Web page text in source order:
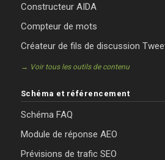
Constructeur AIDA
Compteur de mots
Créateur de fils de discussion
→ Voir tous les outils de contenu
Schéma et référencement
Schéma FAQ
Module de réponse AEO
Prévisions de trafic SEO